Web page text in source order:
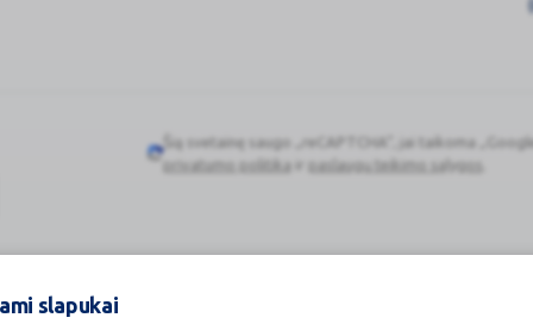
slapukai
esate nėščia, arba planuojate pastoti, tai prieš vartodama
Google
Šią svetainę saugo „reCAPTCHA“, jai taikoma
privatumo politikair paslaugų teikimo sąlygos